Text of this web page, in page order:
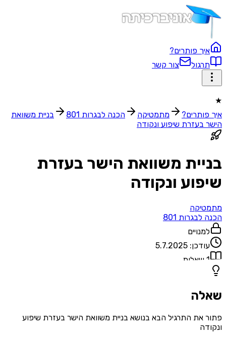
איך פותרים?
תרגול
צור קשר
★
איך פותרים?
מתמטיקה הכנה לבגרות 801
בניית משוואת
הישר בעזרת שיפוע ונקודה
בניית משוואת הישר בעזרת
שיפוע ונקודה
מתמטיקה
הכנה לבגרות 801
למנויים
עודכן: 5.7.2025
1 שאלות
שאלה
פתור את התרגיל הבא בנושא בניית משוואת הישר בעזרת שיפוע
ונקודה